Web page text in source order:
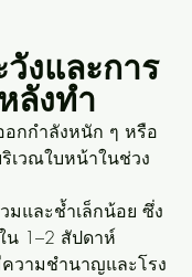
งและการ
ลังทำ
อกกำลังหนัก ๆ หรือ
เวณใบหน้าในช่วง
มและช้ำเล็กน้อย ซึ่ง
น 1–2 สัปดาห์
วามชำนาญและโรง